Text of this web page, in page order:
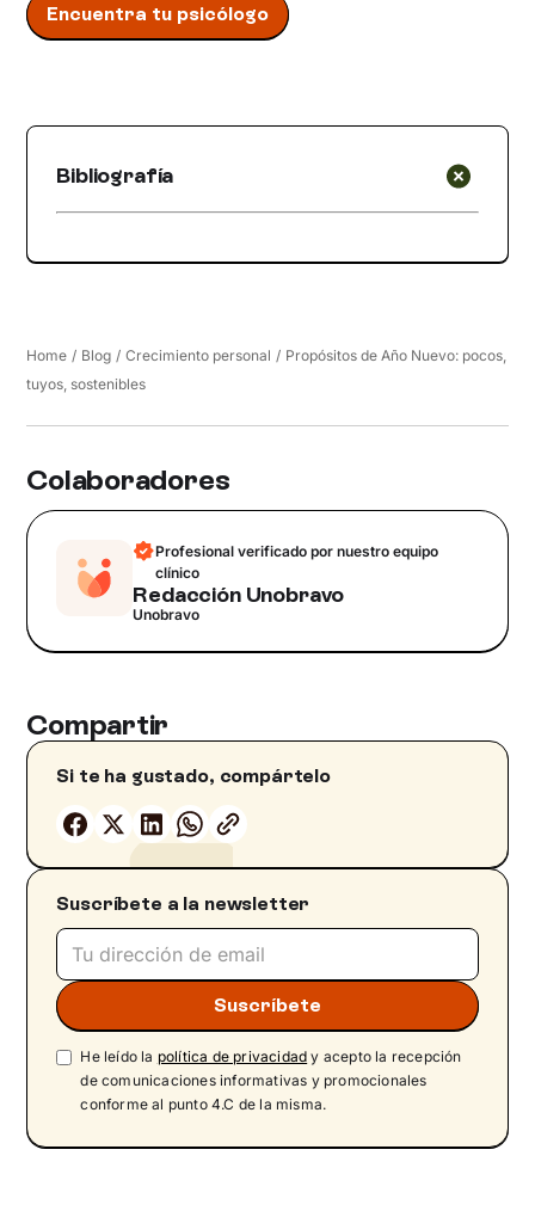
Encuentra tu psicólogo
Bibliografía
Home / Blog / Crecimiento personal / Propósitos de Año Nuevo: pocos,
tuyos, sostenibles
Colaboradores
Profesional verificado por nuestro equipo
clínico
Redacción Unobravo
Unobravo
Compartir
Si te ha gustado, compártelo
Suscríbete a la newsletter
He leído la política de privacidad y acepto la recepción
de comunicaciones informativas y promocionales
conforme al punto 4.C de la misma.